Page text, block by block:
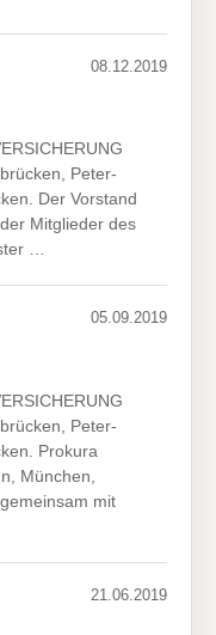
08.12.2019
Peter-
Der Vorstand
Mitglieder des
…
05.09.2019
Peter-
Prokura
München,
mit
21.06.2019